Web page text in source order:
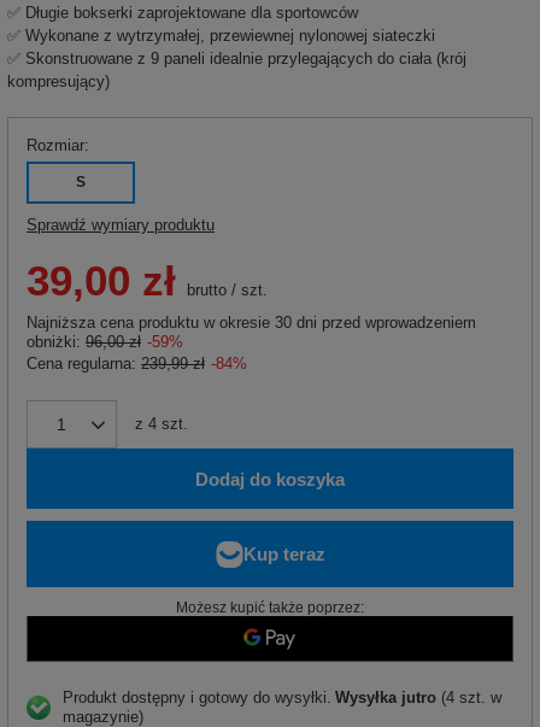
✅ Długie bokserki zaprojektowane dla sportowców
✅ Wykonane z wytrzymałej, przewiewnej nylonowej siateczki
✅ Skonstruowane z 9 paneli idealnie przylegających do ciała (krój
kompresujący)
Rozmiar
S
Sprawdź wymiary produktu
39,00 zł brutto / szt.
Najniższa cena produktu w okresie 30 dni przed wprowadzeniem
obniżki: 96,00 zł -59%
Cena regularna: 239,99 zł -84%
z 4 szt.
Dodaj do koszyka
Możesz kupić także poprzez:
Produkt dostępny i gotowy do wysyłki Wysyłka jutro (4 szt. w
magazynie)